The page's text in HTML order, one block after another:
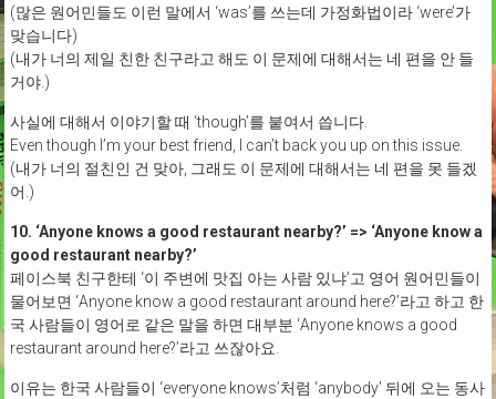
(많은 원어민들도 이런 말에서 ‘was’를 쓰는데 가정화법이라 ‘were’가
맞습니다)
(내가 너의 제일 친한 친구라고 해도 이 문제에 대해서는 네 편을 안 들
거야.)
사실에 대해서 이야기할 때 ‘though’를 붙여서 씁니다.
Even though I’m your best friend, I can’t back you up on this issue.
(내가 너의 절친인 건 맞아, 그래도 이 문제에 대해서는 네 편을 못 들겠
어.)
10. ‘Anyone knows a good restaurant nearby?’ => ‘Anyone know a
good restaurant nearby?’
페이스북 친구한테 ‘이 주변에 맛집 아는 사람 있냐’고 영어 원어민들이
물어보면 ‘Anyone know a good restaurant around here?’라고 하고 한
국 사람들이 영어로 같은 말을 하면 대부분 ‘Anyone knows a good
restaurant around here?’라고 쓰잖아요.
이유는 한국 사람들이 ‘everyone knows’처럼 ‘anybody’ 뒤에 오는 동사